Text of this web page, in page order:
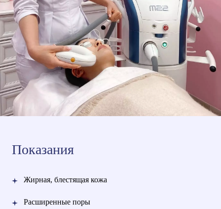
Показания
Жирная, блестящая кожа
Расширенные поры